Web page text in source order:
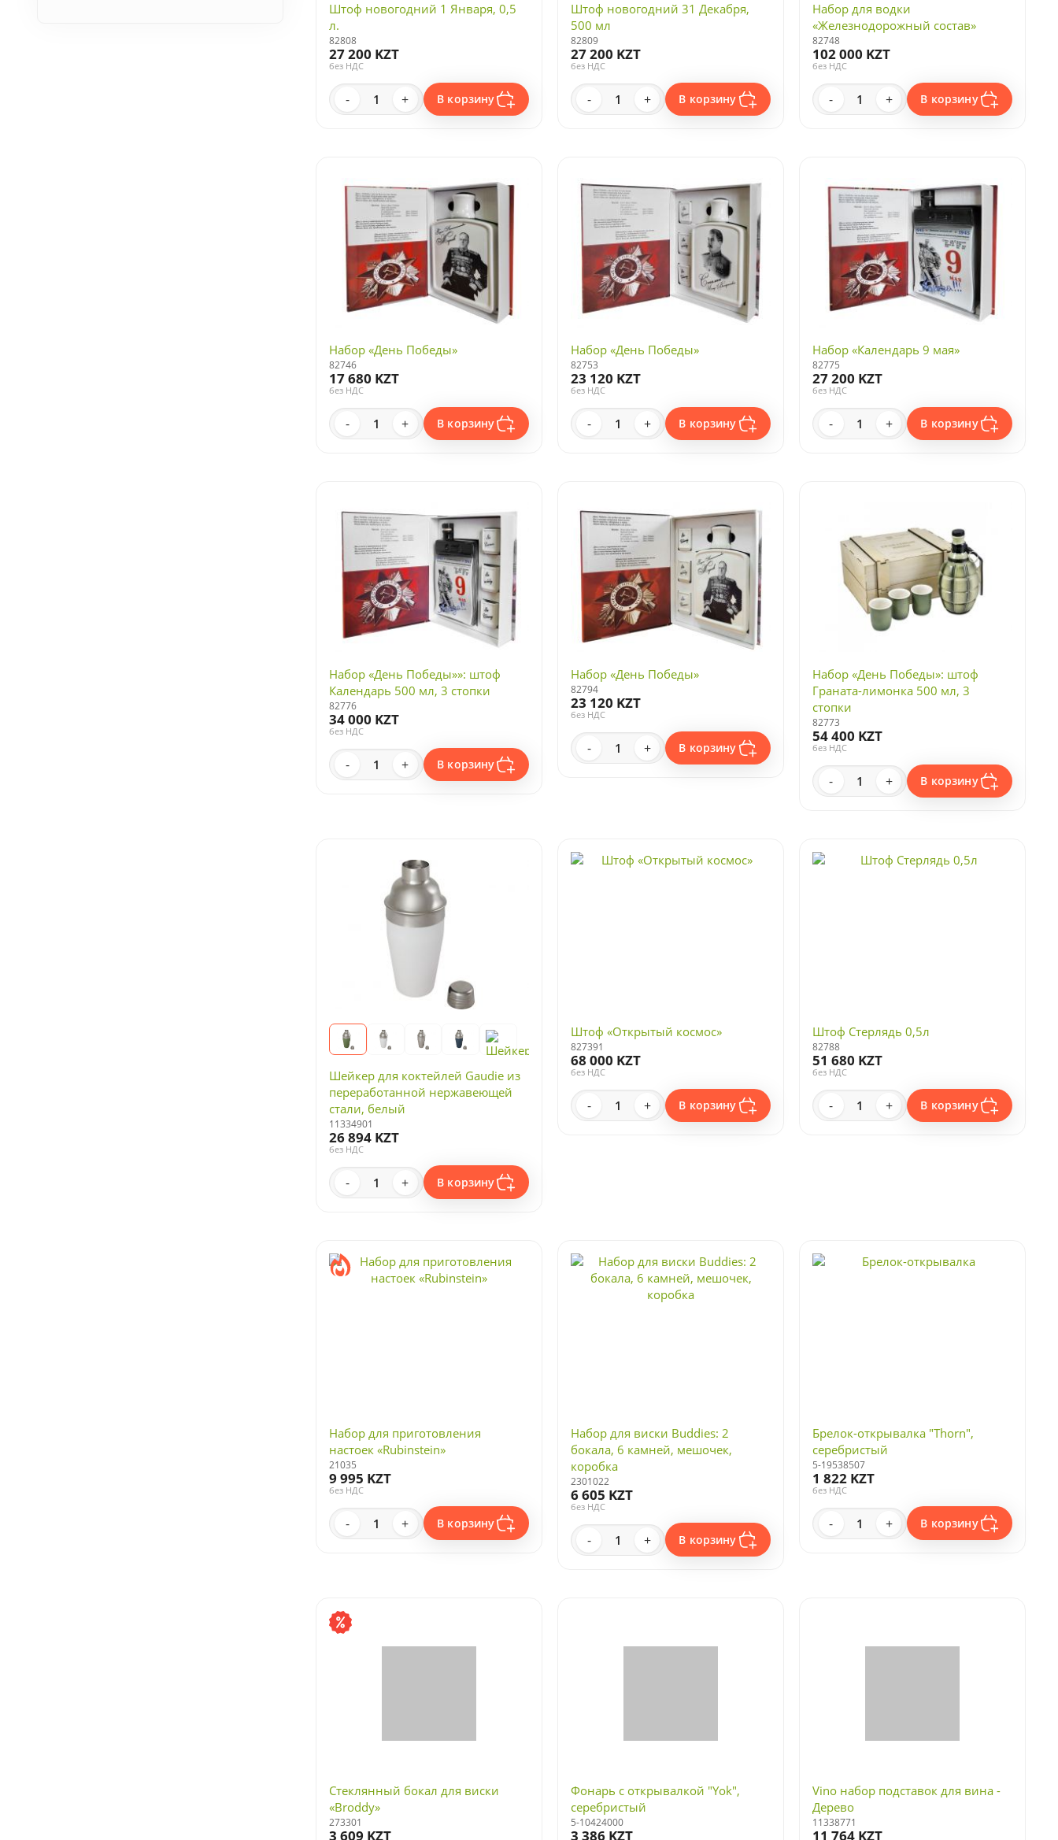
Штоф новогодний 1 Января, 0,5
л.
82808
27 200 KZT
без НДС
- + В корзину
Штоф новогодний 31 Декабря,
500 мл
82809
27 200 KZT
без НДС
- + В корзину
Набор для водки
«Железнодорожный состав»
82748
102 000 KZT
без НДС
- + В корзину
Набор «День Победы»
82746
17 680 KZT
без НДС
- + В корзину
Набор «День Победы»
82753
23 120 KZT
без НДС
- + В корзину
Набор «Календарь 9 мая»
82775
27 200 KZT
без НДС
- + В корзину
Набор «День Победы»»: штоф
Календарь 500 мл, 3 стопки
82776
34 000 KZT
без НДС
- + В корзину
Набор «День Победы»
82794
23 120 KZT
без НДС
- + В корзину
Набор «День Победы»: штоф
Граната-лимонка 500 мл, 3
стопки
82773
54 400 KZT
без НДС
- + В корзину
Шейкер для коктейлей Gaudie из
переработанной нержавеющей
стали, белый
11334901
26 894 KZT
без НДС
- + В корзину
Штоф «Открытый космос»
827391
68 000 KZT
без НДС
- + В корзину
Штоф Стерлядь 0,5л
82788
51 680 KZT
без НДС
- + В корзину
Набор для приготовления
настоек «Rubinstein»
21035
9 995 KZT
без НДС
- + В корзину
Набор для виски Buddies: 2
бокала, 6 камней, мешочек,
коробка
2301022
6 605 KZT
без НДС
- + В корзину
Брелок-открывалка "Thorn",
серебристый
5-19538507
1 822 KZT
без НДС
- + В корзину
Стеклянный бокал для виски
«Broddy»
273301
3 609 KZT
Фонарь с открывалкой "Yok",
серебристый
5-10424000
3 386 KZT
Vino набор подставок для вина -
Дерево
11338771
11 764 KZT